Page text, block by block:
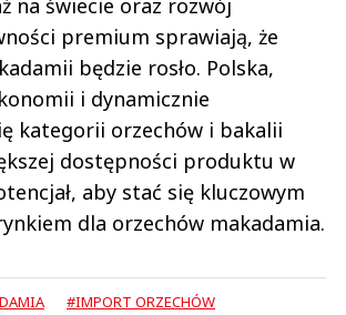
na świecie oraz rozwój
premium sprawiają, że
będzie rosło. Polska,
i dynamicznie
kategorii orzechów i bakalii
dostępności produktu w
aby stać się kluczowym
dla orzechów makadamia.
#IMPORT ORZECHÓW